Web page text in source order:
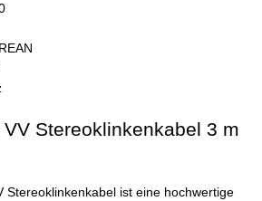
Stereoklinkenkabel 3 m
Stereoklinkenkabel ist eine hochwertige